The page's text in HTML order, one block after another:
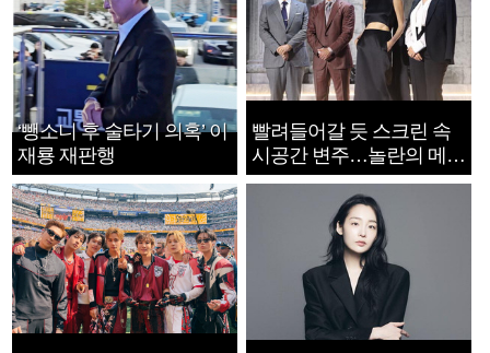
‘뺑소니 후 술타기 의혹’ 이
재룡 재판행
빨려들어갈 듯 스크린 속
시공간 변주…놀란의 메시
지는 ‘전쟁 속죄’